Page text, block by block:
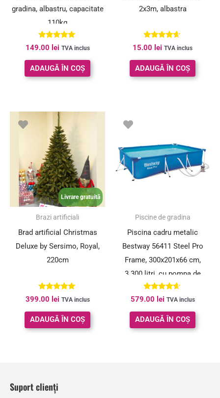
gradina, albastru, capacitate
110kg
Evaluat la
4.80
din 5
149.00 lei TVA inclus
ADAUGĂ ÎN COȘ
2x3m, albastra
Evaluat la
4.50
din 5
15.00 lei TVA inclus
ADAUGĂ ÎN COȘ
Livrare gratuită
Brazi artificiali
Brad artificial Christmas
Deluxe by Sersimo, Royal,
220cm
Evaluat la
4.98
din 5
399.00 lei TVA inclus
ADAUGĂ ÎN COȘ
Piscine de gradina
Piscina cadru metalic
Bestway 56411 Steel Pro
Frame, 300x201x66 cm,
3.300 litri, cu pompa de
filtrare
Evaluat la
4.50
din 5
579.00 lei TVA inclus
ADAUGĂ ÎN COȘ
Suport clienți